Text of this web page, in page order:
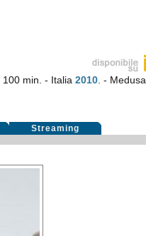
100 min. - Italia2010 . -
Streaming